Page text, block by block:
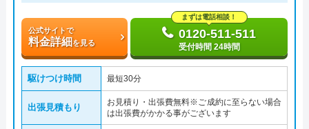
公式サイトで
料金詳細を見る
まずは電話相談！
0120-511-511
受付時間 24時間
駆けつけ時間 最短30分
出張見積もり
お見積り・出張費無料※ご成約に至らない場合
は出張費がかかる事がございます